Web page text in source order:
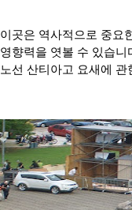
이곳은 역사적으로 중요
영향력을 엿볼 수 있습
노선 산티아고 요새에 관